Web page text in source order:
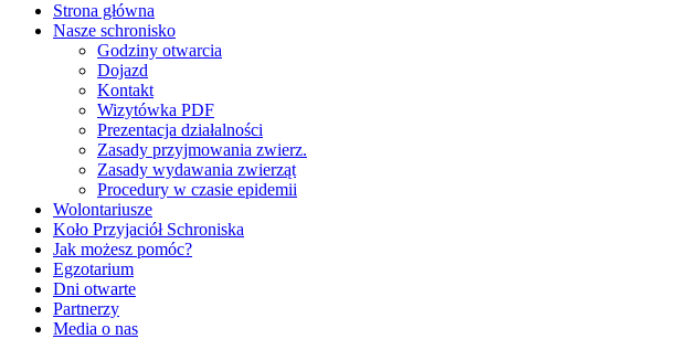
Strona główna
Nasze schronisko
Godziny otwarcia
Dojazd
Kontakt
Wizytówka PDF
Prezentacja działalności
Zasady przyjmowania zwierz.
Zasady wydawania zwierząt
Procedury w czasie epidemii
Wolontariusze
Koło Przyjaciół Schroniska
Jak możesz pomóc?
Egzotarium
Dni otwarte
Partnerzy
Media o nas